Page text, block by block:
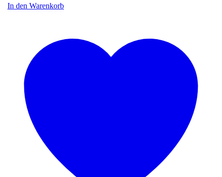
In den Warenkorb